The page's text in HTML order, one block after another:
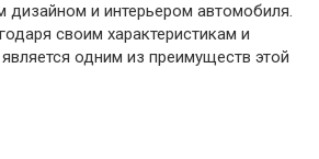
дизайном и интерьером автомобиля.
своим характеристикам и
одним из преимуществ этой